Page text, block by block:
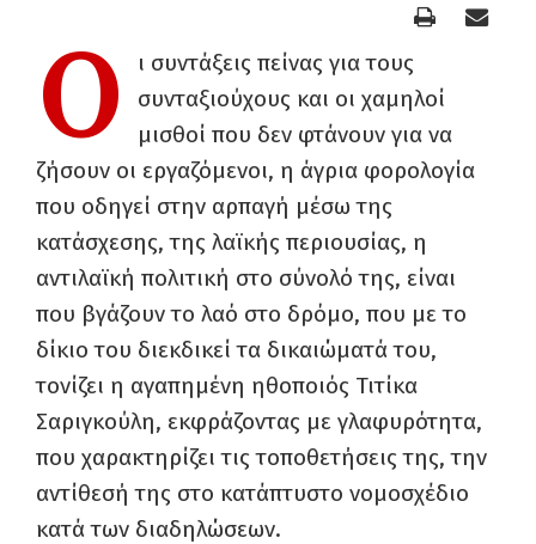
Ο
ι συντάξεις πείνας για τους
συνταξιούχους και οι χαμηλοί
μισθοί που δεν φτάνουν για να
ζήσουν οι εργαζόμενοι, η άγρια φορολογία
που οδηγεί στην αρπαγή μέσω της
κατάσχεσης, της λαϊκής περιουσίας, η
αντιλαϊκή πολιτική στο σύνολό της, είναι
που βγάζουν το λαό στο δρόμο, που με το
δίκιο του διεκδικεί τα δικαιώματά του,
τονίζει η αγαπημένη ηθοποιός Τιτίκα
Σαριγκούλη, εκφράζοντας με γλαφυρότητα,
που χαρακτηρίζει τις τοποθετήσεις της, την
αντίθεσή της στο κατάπτυστο νομοσχέδιο
κατά των διαδηλώσεων.